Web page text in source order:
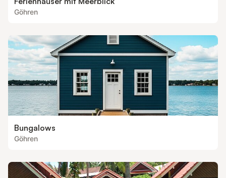
Göhren
Bungalows
Göhren